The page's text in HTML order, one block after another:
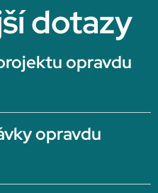
dotazy
opravdu
opravdu